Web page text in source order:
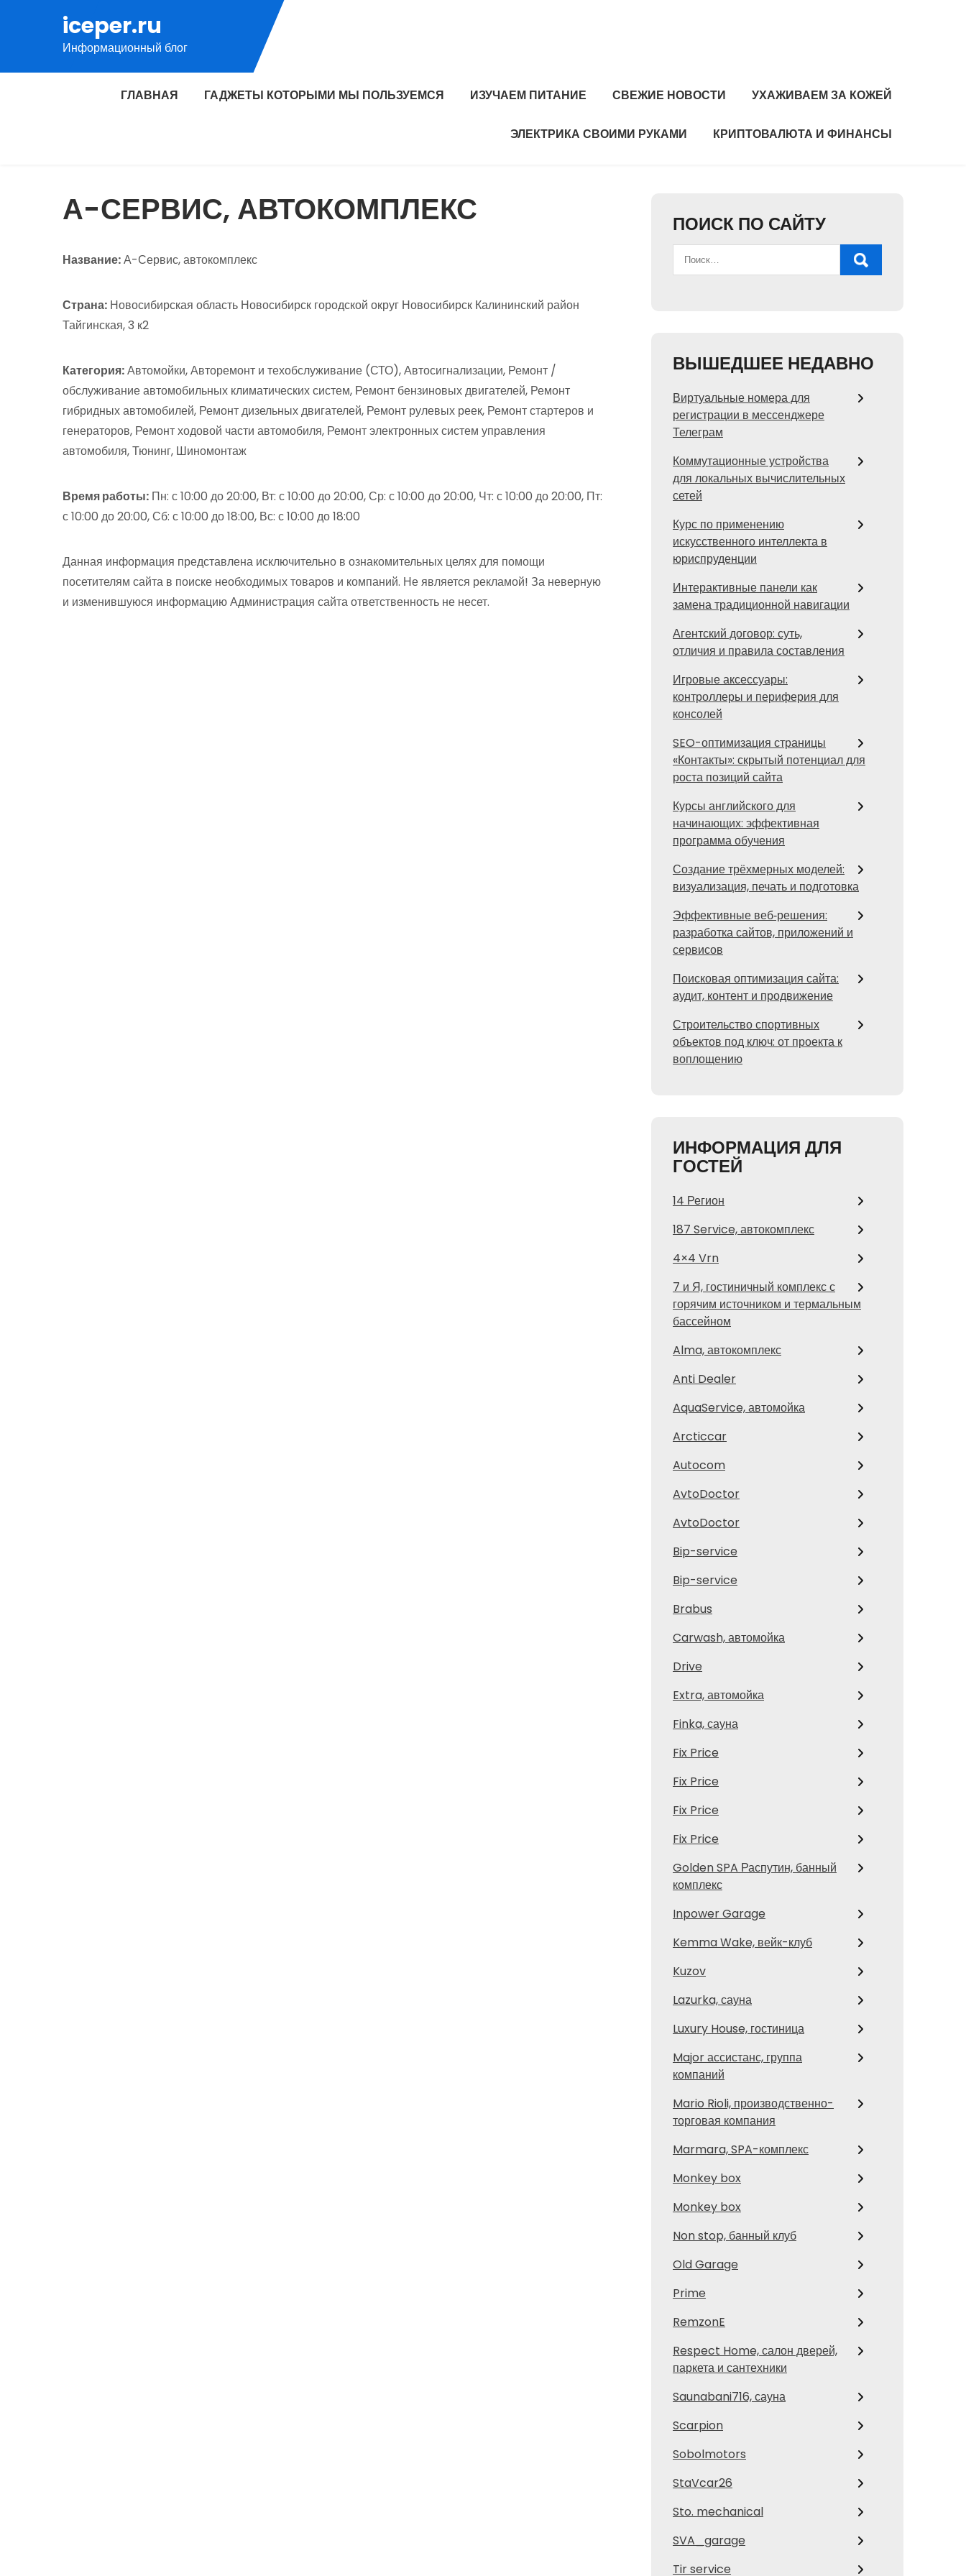
содержимому
iceper.ru
Информационный блог
ГЛАВНАЯ ГАДЖЕТЫ КОТОРЫМИ МЫ ПОЛЬЗУЕМСЯ ИЗУЧАЕМ ПИТАНИЕ СВЕЖИЕ НОВОСТИ УХАЖИВАЕМ ЗА КОЖЕЙ
ЭЛЕКТРИКА СВОИМИ РУКАМИ КРИПТОВАЛЮТА И ФИНАНСЫ
А-СЕРВИС, АВТОКОМПЛЕКС
Название:А-Сервис, автокомплекс
Страна: Новосибирская область Новосибирск городской округ Новосибирск Калининский район
Тайгинская, 3 к2
Категория:Автомойки, Авторемонт и техобслуживание (СТО), Автосигнализации, Ремонт /
обслуживание автомобильных климатических систем, Ремонт бензиновых двигателей, Ремонт
гибридных автомобилей, Ремонт дизельных двигателей, Ремонт рулевых реек, Ремонт стартеров и
генераторов, Ремонт ходовой части автомобиля, Ремонт электронных систем управления
автомобиля, Тюнинг, Шиномонтаж
Время работы: Пн: с 10:00 до 20:00, Вт: с 10:00 до 20:00, Ср: с 10:00 до 20:00, Чт: с 10:00 до 20:00, Пт:
с 10:00 до 20:00, Сб: с 10:00 до 18:00, Вс: с 10:00 до 18:00
Данная информация представлена исключительно в ознакомительных целях для помощи
посетителям сайта в поиске необходимых товаров и компаний. Не является рекламой! За неверную
и изменившуюся информацию Администрация сайта ответственность не несет.
ПОИСК ПО САЙТУ
ВЫШЕДШЕЕ НЕДАВНО
Виртуальные номера для
регистрации в мессенджере
Телеграм
Коммутационные устройства
для локальных вычислительных
сетей
Курс по применению
искусственного интеллекта в
юриспруденции
Интерактивные панели как
замена традиционной навигации
Агентский договор: суть,
отличия и правила составления
Игровые аксессуары:
контроллеры и периферия для
консолей
SEO-оптимизация страницы
«Контакты»: скрытый потенциал для
роста позиций сайта
Курсы английского для
начинающих: эффективная
программа обучения
Создание трёхмерных моделей:
визуализация, печать и подготовка
Эффективные веб‑решения:
разработка сайтов, приложений и
сервисов
Поисковая оптимизация сайта:
аудит, контент и продвижение
Строительство спортивных
объектов под ключ: от проекта к
воплощению
ИНФОРМАЦИЯ ДЛЯ
ГОСТЕЙ
14 Регион
187 Service, автокомплекс
4×4 Vrn
7 и Я, гостиничный комплекс с
горячим источником и термальным
бассейном
Alma, автокомплекс
Anti Dealer
AquaService, автомойка
Arcticcar
Autocom
AvtoDoctor
AvtoDoctor
Bip-service
Bip-service
Brabus
Carwash, автомойка
Drive
Extra, автомойка
Finka, сауна
Fix Price
Fix Price
Fix Price
Fix Price
Golden SPA Распутин, банный
комплекс
Inpower Garage
Kemma Wake, вейк-клуб
Kuzov
Lazurka, сауна
Luxury House, гостиница
Major ассистанс, группа
компаний
Mario Rioli, производственно-
торговая компания
Marmara, SPA-комплекс
Monkey box
Monkey box
Non stop, банный клуб
Old Garage
Prime
RemzonE
Respect Home, салон дверей,
паркета и сантехники
Saunabani716, сауна
Scarpion
Sobolmotors
StaVcar26
Sto. mechanical
SVA_garage
Tir service